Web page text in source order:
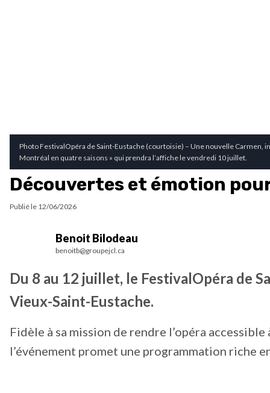
Photo FestivalOpéra de Saint-Eustache (courtoisie) – Une nouvelle Carmen,
Montréal en quatre saisons » qui prendra l’affiche le vendredi 10 juillet.
Découvertes et émotion
Publié le 12/06/2026
Benoit Bilodeau
benoitb@groupejcl.ca
Du 8 au 12 juillet, le FestivalOpéra de
Vieux-Saint-Eustache.
Fidèle à sa mission de rendre l’opéra
l’événement promet une programmation riche